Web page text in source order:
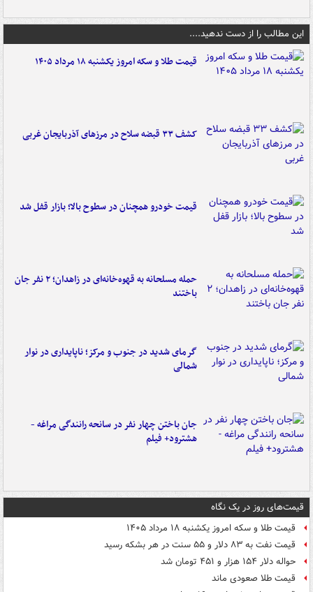
این مطالب را از دست ندهید....
قیمت طلا و سکه امروز یکشنبه ۱۸ مرداد ۱۴۰۵
کشف ۳۳ قبضه سلاح در مرزهای آذربایجان غربی
قیمت خودرو همچنان در سطوح بالا؛ بازار قفل شد
حمله مسلحانه به قهوه‌خانه‌ای در زاهدان؛ ۲ نفر جان
باختند
گرمای شدید در جنوب و مرکز؛ ناپایداری در نوار
شمالی
جان باختن چهار نفر در سانحه رانندگی مراغه -
هشترود+ فیلم
قیمت‌های روز در یک نگاه
قیمت طلا و سکه امروز یکشنبه ۱۸ مرداد ۱۴۰۵
قیمت نفت به ۸۳ دلار و ۵۵ سنت در هر بشکه رسید
حواله دلار ۱۵۴ هزار و ۴۵۱ تومان شد
قیمت طلا صعودی ماند